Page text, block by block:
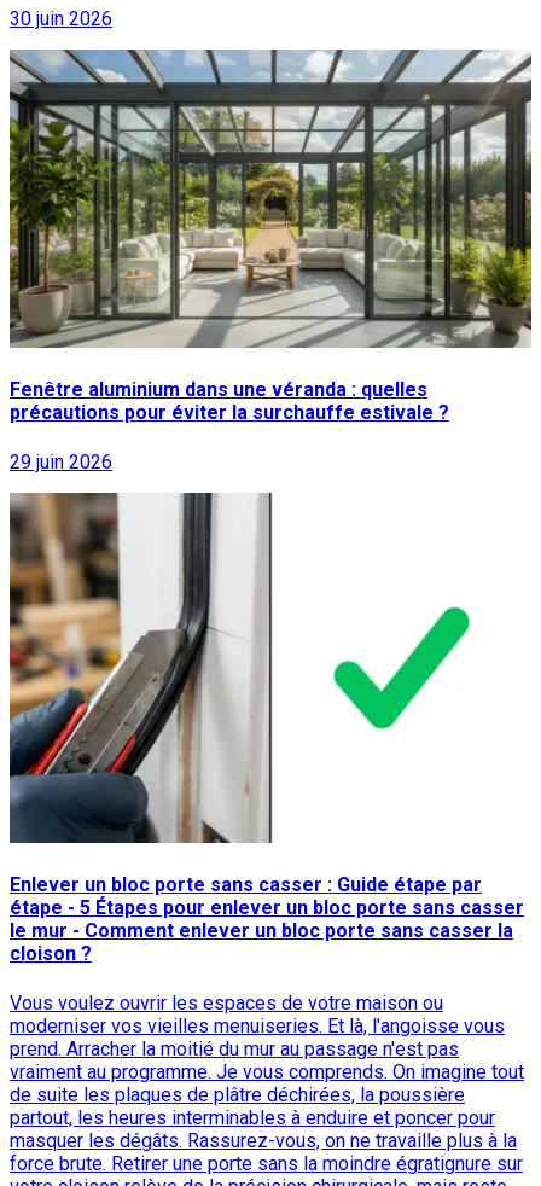
30 juin 2026
Fenêtre aluminium dans une véranda : quelles
précautions pour éviter la surchauffe estivale ?
29 juin 2026
Enlever un bloc porte sans casser : Guide étape par
étape - 5 Étapes pour enlever un bloc porte sans casser
le mur - Comment enlever un bloc porte sans casser la
cloison ?
Vous voulez ouvrir les espaces de votre maison ou
moderniser vos vieilles menuiseries. Et là, l'angoisse vous
prend. Arracher la moitié du mur au passage n'est pas
vraiment au programme. Je vous comprends. On imagine tout
de suite les plaques de plâtre déchirées, la poussière
partout, les heures interminables à enduire et poncer pour
masquer les dégâts. Rassurez-vous, on ne travaille plus à la
force brute. Retirer une porte sans la moindre égratignure sur